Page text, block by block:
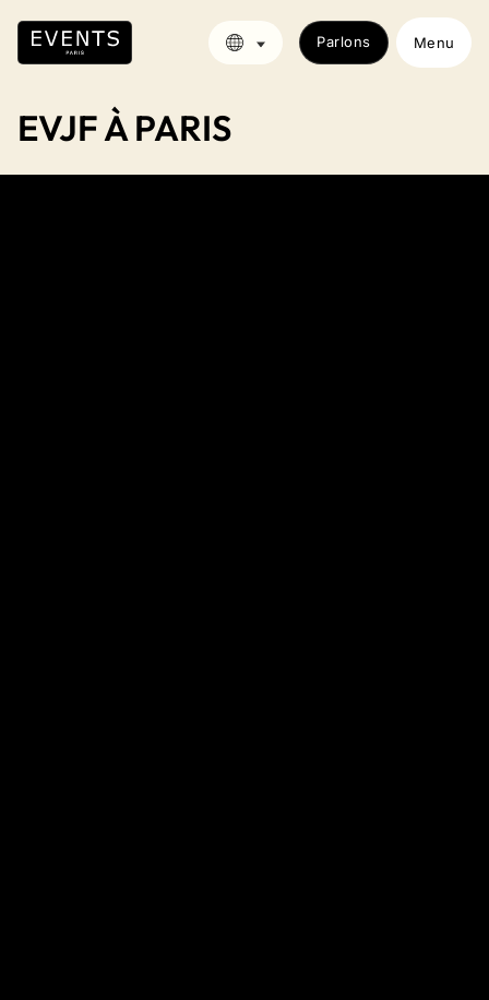
Parlons Menu
EVJF À PARIS